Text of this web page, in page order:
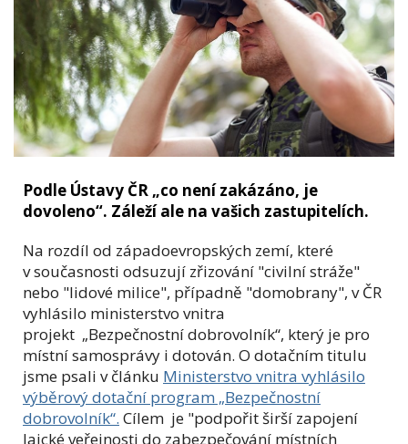
Podle Ústavy ČR „co není zakázáno, je
dovoleno“. Záleží ale na vašich zastupitelích.
Na rozdíl od západoevropských zemí, které
v současnosti odsuzují zřizování "civilní stráže"
nebo "lidové milice", případně "domobrany", v ČR
vyhlásilo ministerstvo vnitra
projekt „Bezpečnostní dobrovolník“, který je pro
místní samosprávy i dotován. O dotačním titulu
jsme psali v článku Ministerstvo vnitra vyhlásilo
výběrový dotační program „Bezpečnostní
dobrovolník“. Cílem je "podpořit širší zapojení
laické veřejnosti do zabezpečování místních